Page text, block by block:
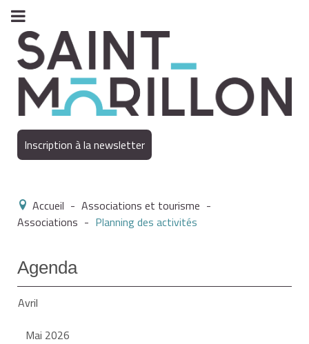
Inscription à la newsletter
Accueil - Associations et tourisme -
Associations - Planning des activités
Agenda
Avril
Mai 2026